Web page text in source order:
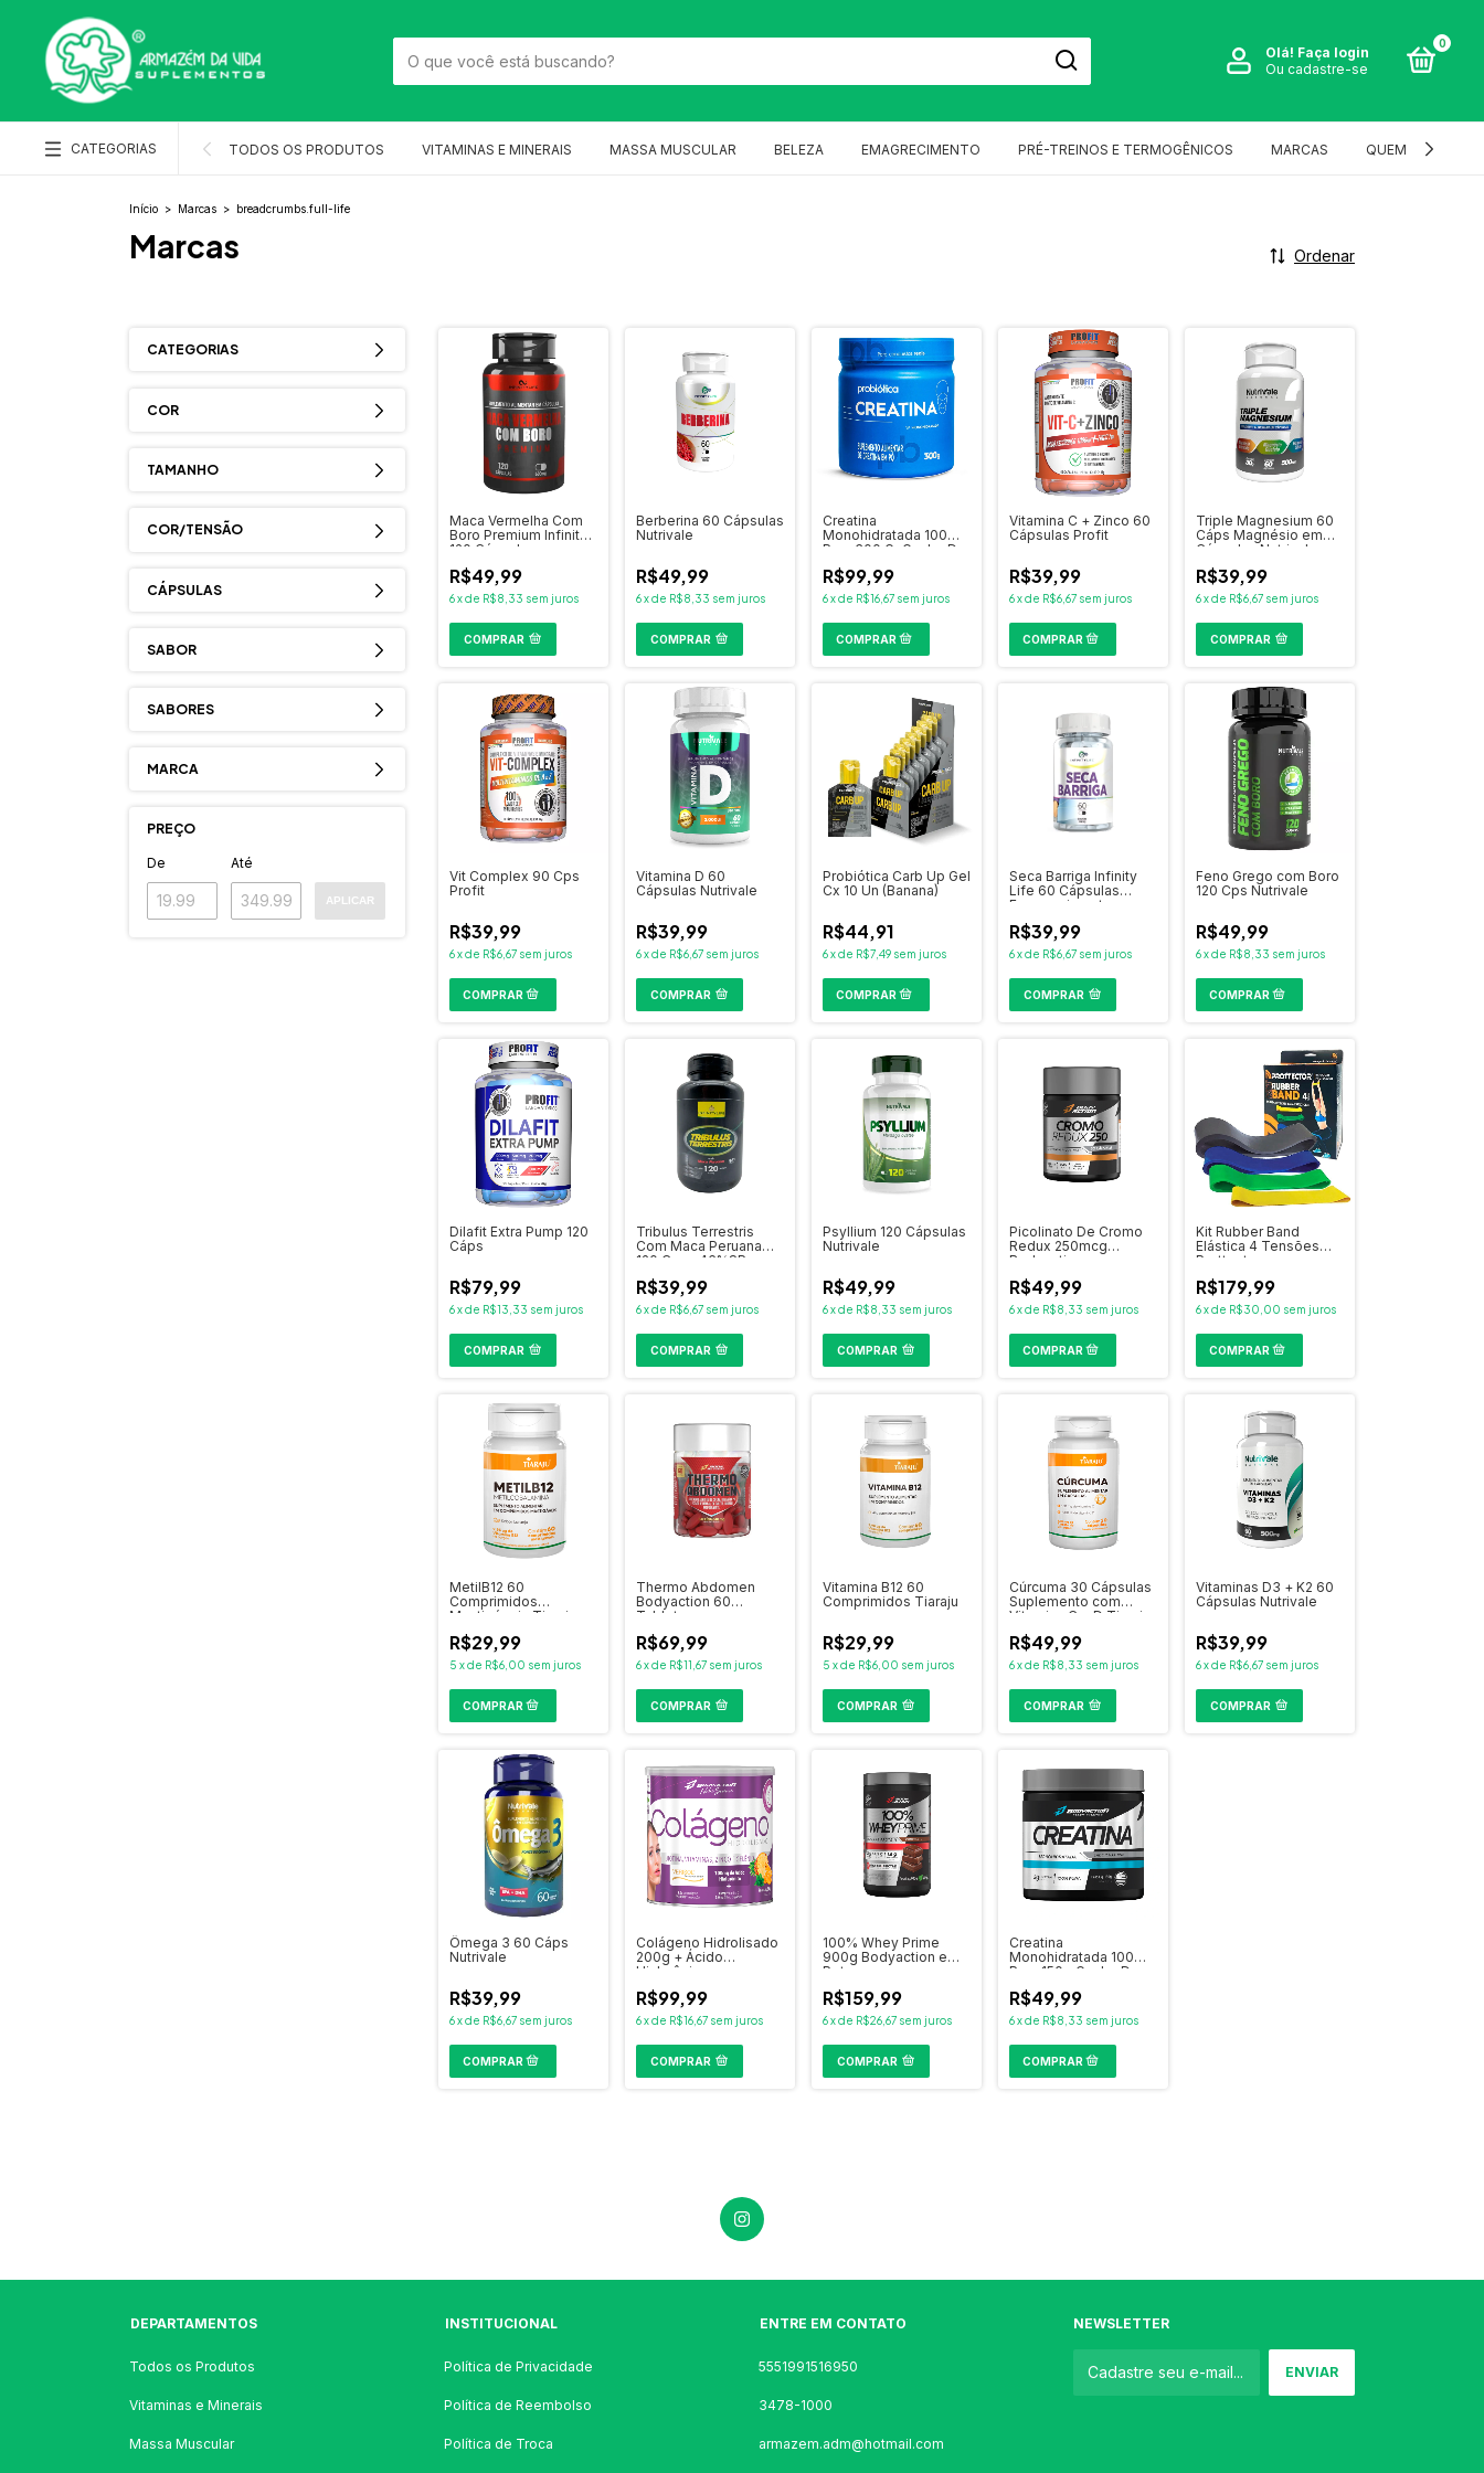
Olá! Faça login
Ou cadastre-se
0
CATEGORIAS TODOS OS PRODUTOS VITAMINAS E MINERAIS MASSA MUSCULAR BELEZA EMAGRECIMENTO PRÉ-TREINOS E TERMOGÊNICOS MARCAS QUEM SOMOS?
Início > Marcas > breadcrumbs.full-life
Marcas Ordenar
CATEGORIAS
COR
TAMANHO
COR/TENSÃO
CÁPSULAS
SABOR
SABORES
MARCA
PREÇO
De Até
APLICAR
Maca Vermelha Com
Boro Premium Infinity
120 Cápsulas
R$49,99
6xde R$8,33 sem juros
COMPRAR
Berberina 60 Cápsulas
Nutrivale
R$49,99
6xde R$8,33 sem juros
COMPRAR
Creatina
Monohidratada 100%
Pura 300 Gr Ganho De
Massa E Força
Probiotica
R$99,99
6xde R$16,67 sem juros
Vitamina C + Zinco 60
Cápsulas Profit
R$39,99
6xde R$6,67 sem juros
Triple Magnesium 60
Cáps Magnésio em
Cápsulas Nutrivale
R$39,99
6xde R$6,67 sem juros
COMPRAR
Vit Complex 90 Cps
Profit
R$39,99
6xde R$6,67 sem juros
Vitamina D 60
Cápsulas Nutrivale
R$39,99
6xde R$6,67 sem juros
COMPRAR
Probiótica Carb Up Gel
Cx 10 Un (Banana)
R$44,91
6xde R$7,49 sem juros
Seca Barriga Infinity
Life 60 Cápsulas
Emagrecimento
R$39,99
6xde R$6,67 sem juros
COMPRAR
Feno Grego com Boro
120 Cps Nutrivale
R$49,99
6xde R$8,33 sem juros
Dilafit Extra Pump 120
Cáps
R$79,99
6xde R$13,33 sem juros
COMPRAR
Tribulus Terrestris
Com Maca Peruana
120 Caps 46%SP
R$39,99
6xde R$6,67 sem juros
COMPRAR
Psyllium 120 Cápsulas
Nutrivale
R$49,99
6xde R$8,33 sem juros
COMPRAR
Picolinato De Cromo
Redux 250mcg
Bodyaction
R$49,99
6xde R$8,33 sem juros
Kit Rubber Band
Elástica 4 Tensões
Prottector
R$179,99
6xde R$30,00 sem juros
MetilB12 60
Comprimidos
Mastigáveis Tiaraju
R$29,99
5 xde R$6,00 sem juros
Thermo Abdomen
Bodyaction 60
Tabletes
R$69,99
6xde R$11,67 sem juros
COMPRAR
Vitamina B12 60
Comprimidos Tiaraju
R$29,99
5 xde R$6,00 sem juros
COMPRAR
Cúrcuma 30 Cápsulas
Suplemento com
Vitamina C e D Tiaraju
R$49,99
6xde R$8,33 sem juros
COMPRAR
Vitaminas D3 + K2 60
Cápsulas Nutrivale
R$39,99
6xde R$6,67 sem juros
COMPRAR
Ômega 3 60 Cáps
Nutrivale
R$39,99
6xde R$6,67 sem juros
Colágeno Hidrolisado
200g + Ácido
Hialurônico
Bodyaction
R$99,99
6xde R$16,67 sem juros
COMPRAR
100% Whey Prime
900g Bodyaction em
Pote
R$159,99
6xde R$26,67 sem juros
COMPRAR
Creatina
Monohidratada 100%
Pura 150g Ganho De
Massa E força
Bodyaction
R$49,99
6xde R$8,33 sem juros
DEPARTAMENTOS
Todos os Produtos
Vitaminas e Minerais
Massa Muscular
INSTITUCIONAL
Política de Privacidade
Política de Reembolso
Política de Troca
ENTRE EM CONTATO
5551991516950
3478-1000
armazem.adm@hotmail.com
NEWSLETTER